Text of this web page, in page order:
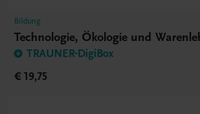
Bildung
Technologie, Ökologie und
TRAUNER-DigiBox
€ 19,75